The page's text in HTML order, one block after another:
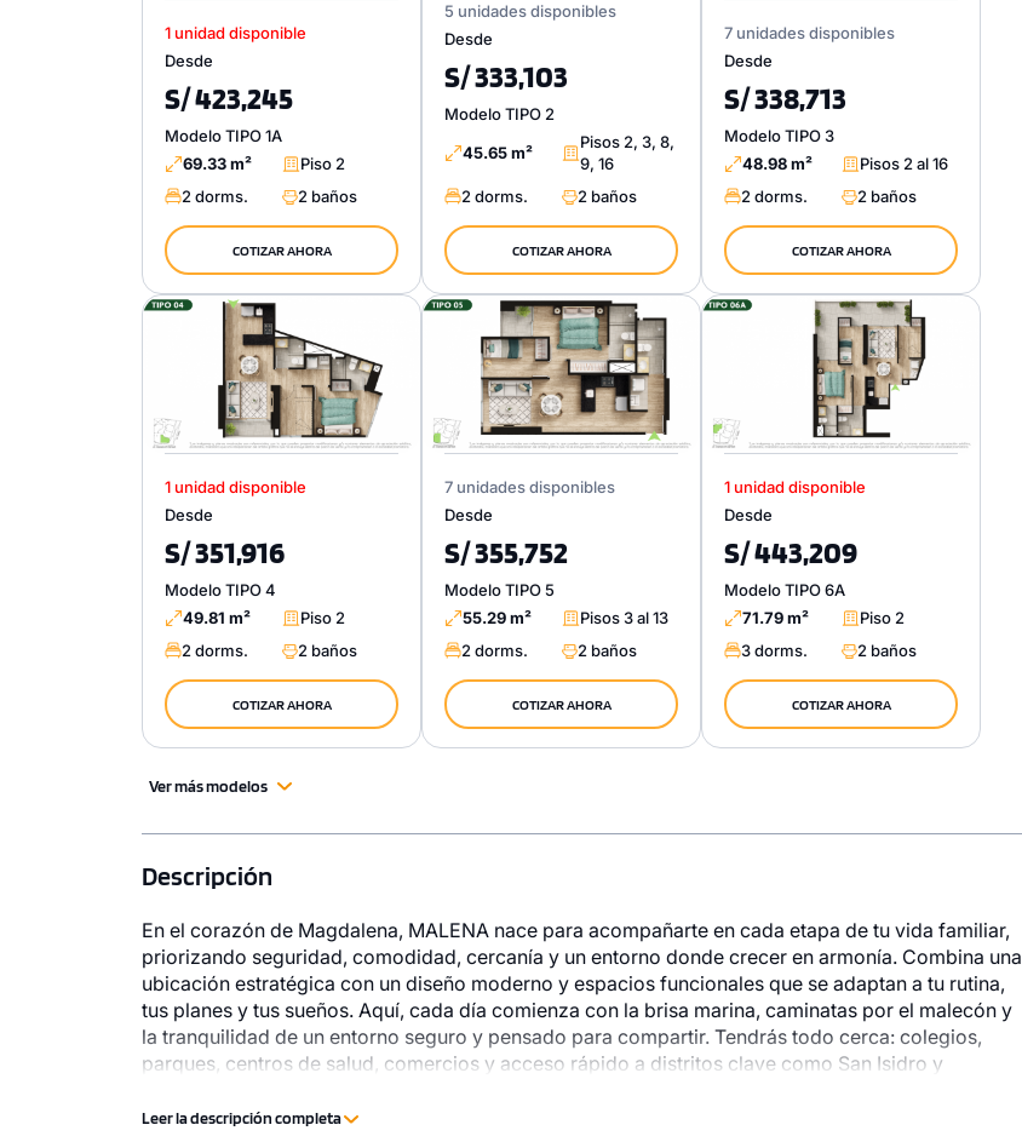
1 unidad disponible
Desde
S/ 423,245
Modelo TIPO 1A
69.33 m²
Piso 2
2 dorms.
2 baños
COTIZAR AHORA
5 unidades disponibles
Desde
S/ 333,103
Modelo TIPO 2
45.65 m²
Pisos 2, 3, 8,
9, 16
2 dorms.
2 baños
COTIZAR AHORA
7 unidades disponibles
Desde
S/ 338,713
Modelo TIPO 3
48.98 m²
Pisos 2 al 16
2 dorms.
2 baños
COTIZAR AHORA
1 unidad disponible
Desde
S/ 351,916
Modelo TIPO 4
49.81 m²
Piso 2
2 dorms.
2 baños
COTIZAR AHORA
7 unidades disponibles
Desde
S/ 355,752
Modelo TIPO 5
55.29 m²
Pisos 3 al 13
2 dorms.
2 baños
COTIZAR AHORA
1 unidad disponible
Desde
S/ 443,209
Modelo TIPO 6A
71.79 m²
Piso 2
3 dorms.
2 baños
COTIZAR AHORA
Ver más modelos
Descripción
En el corazón de Magdalena, MALENA nace para acompañarte en cada etapa de tu vida familiar,
priorizando seguridad, comodidad, cercanía y un entorno donde crecer en armonía. Combina una
ubicación estratégica con un diseño moderno y espacios funcionales que se adaptan a tu rutina,
tus planes y tus sueños. Aquí, cada día comienza con la brisa marina, caminatas por el malecón y
la tranquilidad de un entorno seguro y pensado para compartir. Tendrás todo cerca: colegios,
parques, centros de salud, comercios y acceso rápido a distritos clave como San Isidro y
Leer la descripción completa